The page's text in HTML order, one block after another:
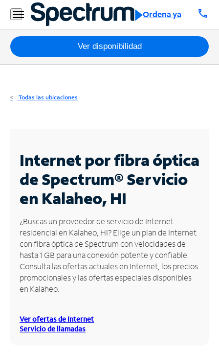
Ordena ya call
Residencial
Business
Paquetes
Internet
Business
Contáctanos
Inglés
Administrar
cuenta
Encuentra
una
tienda
Ver disponibilidad
Todas las ubicaciones
Internet por fibra óptica
de Spectrum®Servicio
en Kalaheo, HI
¿Buscas un proveedor de servicio de Internet
residencial en Kalaheo, HI? Elige un plan de Internet
con fibra óptica de Spectrum con velocidades de
hasta 1 GB para una conexión potente y confiable.
Consulta las ofertas actuales en Internet, los precios
promocionales y las ofertas especiales disponibles
en Kalaheo.
Ver ofertas de Internet
Servicio de llamadas